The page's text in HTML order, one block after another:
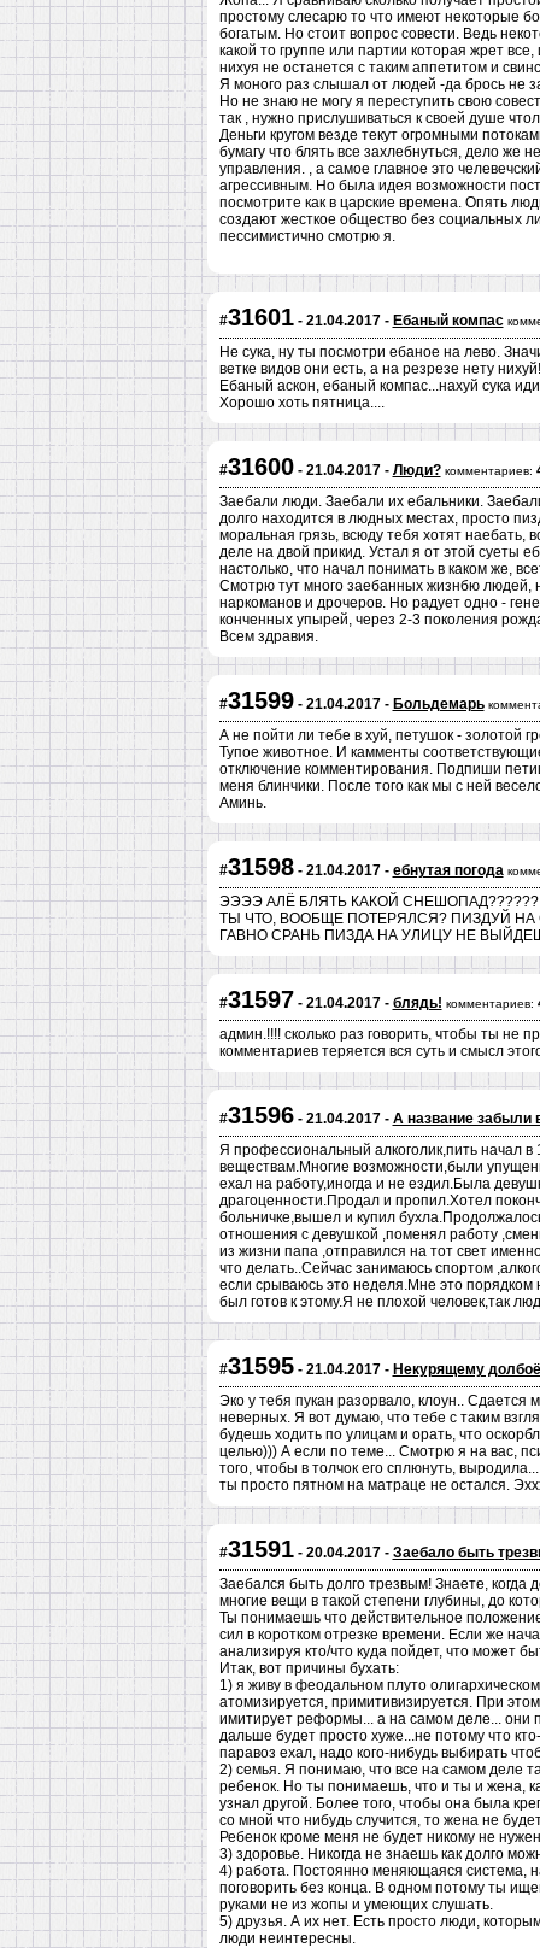
простому слесарю то что имеют некоторые
богатым. Но стоит вопрос совести. Ведь
какой то группе или партии которая жрет
нихуя не останется с таким аппетитом и
Я моного раз слышал от людей -да брось не
Но не знаю не могу я переступить свою
так , нужно прислушиваться к своей душе
Деньги кругом везде текут огромными
бумагу что блять все захлебнуться, дело же
управления. , а самое главное это
агрессивным. Но была идея возможности
посмотрите как в царские времена. Опять
создают жесткое общество без социальных
пессимистично смотрю я.
#31601- 21.04.2017 - Ебаный компас
Не сука, ну ты посмотри ебаное на лево.
ветке видов они есть, а на резрезе нету
Ебаный аскон, ебаный компас...нахуй сука
Хорошо хоть пятница....
#31600- 21.04.2017 - Люди? комментариев:
Заебали люди. Заебали их ебальники.
долго находится в людных местах, просто
моральная грязь, всюду тебя хотят наебать,
деле на двой прикид. Устал я от этой суеты
настолько, что начал понимать в каком же,
Смотрю тут много заебанных жизнбю людей,
наркоманов и дрочеров. Но радует одно -
конченных упырей, через 2-3 поколения
Всем здравия.
#31599- 21.04.2017 - Больдемарь
А не пойти ли тебе в хуй, петушок - золотой
Тупое животное. И камменты
отключение комментирования. Подпиши
меня блинчики. После того как мы с ней
Аминь.
#31598- 21.04.2017 - ебнутая погода
ЭЭЭЭ АЛЁ БЛЯТЬ КАКОЙ СНЕШОПАД??????
ТЫ ЧТО, ВООБЩЕ ПОТЕРЯЛСЯ? ПИЗДУЙ
ГАВНО СРАНЬ ПИЗДА НА УЛИЦУ НЕ
#31597 - 21.04.2017 - блядь! комментариев:
админ.!!!! сколько раз говорить, чтобы ты не
комментариев теряется вся суть и смысл
#31596- 21.04.2017 - А название забыли
Я профессиональный алкоголик,пить начал
веществам.Многие возможности,были
ехал на работу,иногда и не ездил.Была
драгоценности.Продал и пропил.Хотел
больничке,вышел и купил
отношения с девушкой ,поменял работу
из жизни папа ,отправился на тот свет
что делать..Сейчас занимаюсь спортом
если срываюсь это неделя.Мне это порядком
был готов к этому.Я не плохой человек,так
#31595- 21.04.2017 - Некурящему
Эко у тебя пукан разорвало, клоун.. Сдается
неверных. Я вот думаю, что тебе с таким
будешь ходить по улицам и орать, что
целью))) А если по теме... Смотрю я на вас,
того, чтобы в толчок его сплюнуть,
ты просто пятном на матраце не остался.
#31591- 20.04.2017 - Заебало быть
Заебался быть долго трезвым! Знаете,
многие вещи в такой степени глубины, до
Ты понимаешь что действительное
сил в коротком отрезке времени. Если же
анализируя кто/что куда пойдет, что может
Итак, вот причины бухать:
1) я живу в феодальном плуто
атомизируется, примитивизируется. При
имитирует реформы... а на самом деле... они
дальше будет просто хуже...не потому что
паравоз ехал, надо кого-нибудь выбирать
2) семья. Я понимаю, что все на самом деле
ребенок. Но ты понимаешь, что и ты и жена,
узнал другой. Более того, чтобы она была
со мной что нибудь случится, то жена не
Ребенок кроме меня не будет никому не
3) здоровье. Никогда не знаешь как долго
4) работа. Постоянно меняющаяся система,
поговорить без конца. В одном потому ты
руками не из жопы и умеющих слушать.
5) друзья. А их нет. Есть просто люди,
люди неинтересны.